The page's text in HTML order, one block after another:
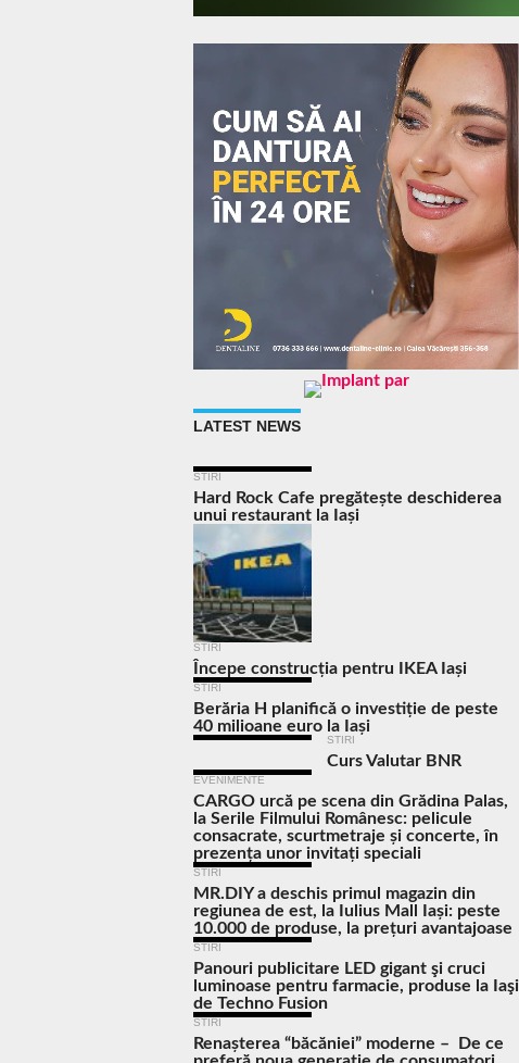
LATEST NEWS
STIRI
Hard Rock Cafe pregătește deschiderea
unui restaurant la Iași
STIRI
Începe construcția pentru IKEA Iași
STIRI
Berăria H planifică o investiție de peste
40 milioane euro la Iași
STIRI
Curs Valutar BNR
EVENIMENTE
CARGO urcă pe scena din Grădina Palas,
la Serile Filmului Românesc: pelicule
consacrate, scurtmetraje și concerte, în
prezența unor invitați speciali
STIRI
MR.DIY a deschis primul magazin din
regiunea de est, la Iulius Mall Iași: peste
10.000 de produse, la prețuri avantajoase
STIRI
Panouri publicitare LED gigant şi cruci
luminoase pentru farmacie, produse la Iaşi
de Techno Fusion
STIRI
Renașterea “băcăniei” moderne – De ce